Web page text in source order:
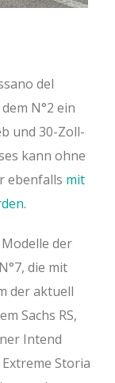
del
N°2 ein
und 30-Zoll-
kann ohne
ebenfalls mit
.
der
die mit
der aktuell
Sachs RS,
Intend
Storia